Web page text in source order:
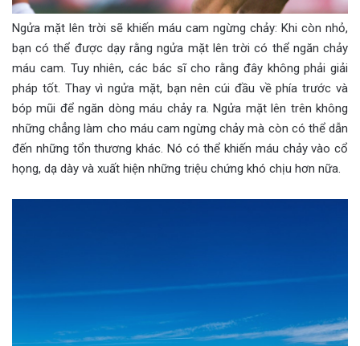
Ngửa mặt lên trời sẽ khiến máu cam ngừng chảy: Khi còn nhỏ,
bạn có thể được dạy rằng ngửa mặt lên trời có thể ngăn chảy
máu cam. Tuy nhiên, các bác sĩ cho rằng đây không phải giải
pháp tốt. Thay vì ngửa mặt, bạn nên cúi đầu về phía trước và
bóp mũi để ngăn dòng máu chảy ra. Ngửa mặt lên trên không
những chẳng làm cho máu cam ngừng chảy mà còn có thể dẫn
đến những tổn thương khác. Nó có thể khiến máu chảy vào cổ
họng, dạ dày và xuất hiện những triệu chứng khó chịu hơn nữa.